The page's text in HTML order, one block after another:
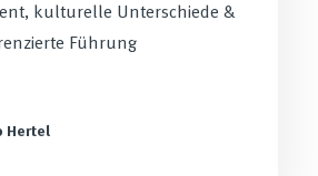
kulturelle Unterschiede &
Führung
Hertel